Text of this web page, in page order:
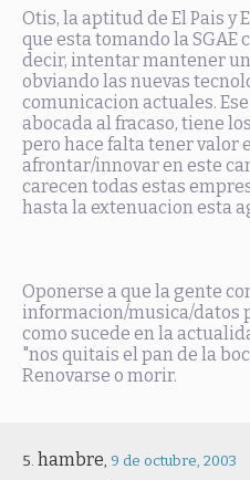
Otis, la aptitud de El Pais y
que esta tomando la SGAE
decir, intentar mantener
obviando las nuevas
comunicacion actuales.
abocada al fracaso, tiene
pero hace falta tener valor
afrontar/innovar en este
carecen todas estas
hasta la extenuacion esta
Oponerse a que la gente
informacion/musica/datos
como sucede en la
"nos quitais el pan de la
Renovarse o morir.
hambre, 9 de octubre, 2003